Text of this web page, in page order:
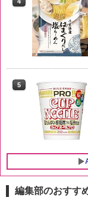
5
5
4
5
編集部のおすす